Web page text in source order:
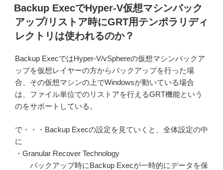
稿
日:
Backup ExecでHyper-V仮想マシンバック
アップ/リストア時にGRT用テンポラリディ
レクトリは使われるのか？
Backup ExecではHyper-V/vSphereの仮想マシンバックア
ップを仮想レイヤーの方からバックアップを行った場
合、その仮想マシンの上でWindowsが動いている場合
は、ファイル単位でのリストアを行えるGRT機能という
のをサポートしている。
で・・・Backup Execの設定を見ていくと、全体設定の中
に
・Granular Recover Technology
バックアップ時にBackup Execが一時的にデータを保